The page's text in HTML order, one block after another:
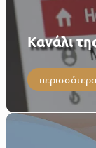
Κανάλι
περισσότερα